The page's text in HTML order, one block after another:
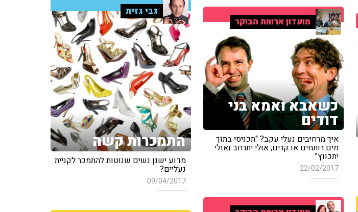
גבי גזית
התמכרות קשה
מדוע ישנן נשים שנוטות להתמכר לקניית
נעליים?
09/04/2017
מועדון ארוחת הבוקר
כשאבא ואמא בני
דודים
איך מרחיבים נעלי עקב? "תכניסי בתוך
מים רותחים או קרים, אולי יתרחב ואולי
יתכווץ"
22/02/2017